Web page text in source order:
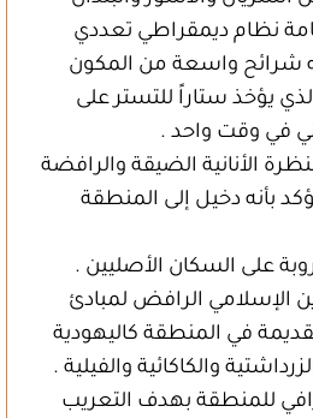
نظام ديمقراطي تعددي
شرائح واسعة من المكون
يؤخذ ستاراً للتستر على
في وقت واحد .
الأنانية الضيقة والرافضة
بأنه دخيل إلى المنطقة
على السكان الأصليين .
الإسلامي الرافض لمبادئ
في المنطقة كاليهودية
والكاكائية والفيلية .
للمنطقة بهدف التعريب